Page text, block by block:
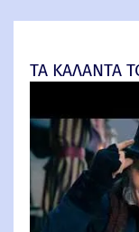
ΤΑ ΚΑΛΑΝΤΑ